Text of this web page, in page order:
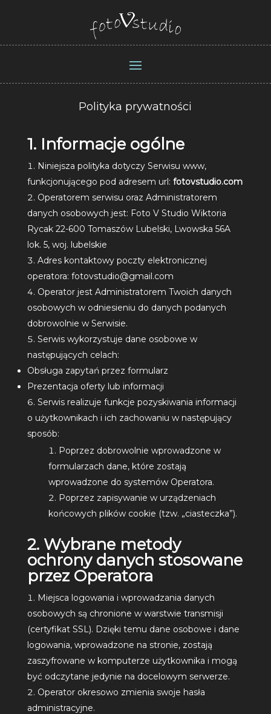
Polityka prywatności
1. Informacje ogólne
Niniejsza polityka dotyczy Serwisu www,
funkcjonującego pod adresem url: fotovstudio.com
Operatorem serwisu oraz Administratorem
danych osobowych jest: Foto V Studio Wiktoria
Rycak 22-600 Tomaszów Lubelski, Lwowska 56A
lok. 5, woj. lubelskie
Adres kontaktowy poczty elektronicznej
operatora: fotovstudio@gmail.com
Operator jest Administratorem Twoich danych
osobowych w odniesieniu do danych podanych
dobrowolnie w Serwisie.
Serwis wykorzystuje dane osobowe w
następujących celach:
Obsługa zapytań przez formularz
Prezentacja oferty lub informacji
Serwis realizuje funkcje pozyskiwania informacji
o użytkownikach i ich zachowaniu w następujący
sposób:
Poprzez dobrowolnie wprowadzone w
formularzach dane, które zostają
wprowadzone do systemów Operatora.
Poprzez zapisywanie w urządzeniach
końcowych plików cookie (tzw. „ciasteczka”).
2. Wybrane metody
ochrony danych stosowane
przez Operatora
Miejsca logowania i wprowadzania danych
osobowych są chronione w warstwie transmisji
(certyfikat SSL). Dzięki temu dane osobowe i dane
logowania, wprowadzone na stronie, zostają
zaszyfrowane w komputerze użytkownika i mogą
być odczytane jedynie na docelowym serwerze.
Operator okresowo zmienia swoje hasła
administracyjne.